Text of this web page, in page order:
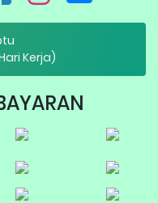
Kerja)